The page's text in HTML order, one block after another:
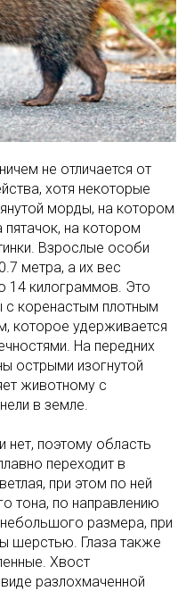
не отличается от
хотя некоторые
морды, на котором
пятачок, на котором
Взрослые особи
метра, а их вес
14 килограммов. Это
с коренастым плотным
которое удерживается
На передних
острыми изогнутой
животному с
в земле.
нет, поэтому область
переходит в
при этом по ней
тона, по направлению
размера, при
шерстью. Глаза также
Хвост
разлохмаченной